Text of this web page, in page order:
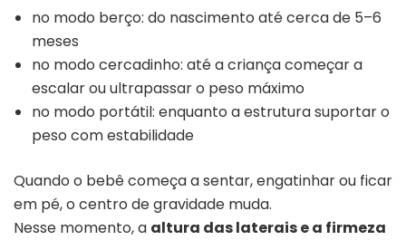
no modo berço: do nascimento até cerca de 5–6
meses
no modo cercadinho: até a criança começar a
escalar ou ultrapassar o peso máximo
no modo portátil: enquanto a estrutura suportar o
peso com estabilidade
Quando o bebê começa a sentar, engatinhar ou ficar
em pé, o centro de gravidade muda.
Nesse momento, a altura das laterais e a firmeza